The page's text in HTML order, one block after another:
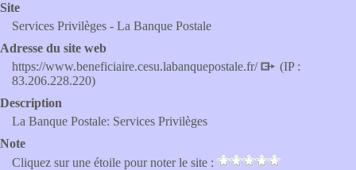
Site
Services Privilèges - La Banque Postale
Adresse du site web
https://www.beneficiaire.cesu.labanquepostale.fr/
(IP :
83.206.228.220)
Description
La Banque Postale: Services Privilèges
Note
Cliquez sur une étoile pour noter le site :